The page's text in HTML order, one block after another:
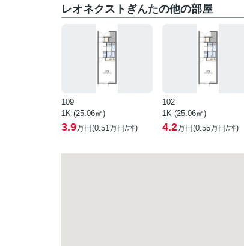
レオネクストぎんたの他の部屋
109
1K (25.06㎡)
3.9万円(0.51万円/坪)
102
1K (25.06㎡)
4.2万円(0.55万円/坪)